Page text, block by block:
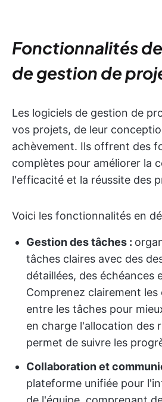
Fonctionnalités
de gestion de
Les logiciels de gestion de
vos projets, de leur
achèvement. Ils offrent des
complètes pour améliorer la
l'efficacité et la réussite des
Voici les fonctionnalités en
Gestion des tâches :
tâches claires avec des
détaillées, des échéances
Comprenez clairement les
entre les tâches pour
en charge l'allocation des
permet de suivre les
Collaboration et
plateforme unifiée pour